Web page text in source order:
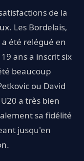
de la
Les Bordelais,
été relégué en
ans a inscrit six
beaucoup
ou David
a très bien
sa fidélité
jusqu'en